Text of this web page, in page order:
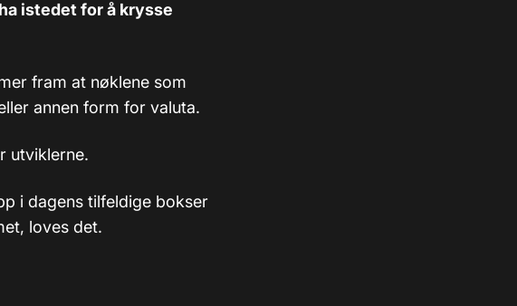
istedet for å krysse
fram at nøklene som
annen form for valuta.
utviklerne.
i dagens tilfeldige bokser
loves det.